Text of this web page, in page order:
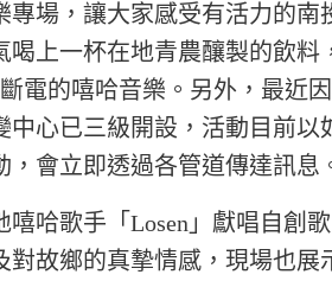
專場，讓大家感受有活力的南
喝上一杯在地青農釀製的飲料
電的嘻哈音樂。另外，最近
中心已三級開設，活動目前以
會立即透過各管道傳達訊息
歌手「Losen」獻唱自創歌
對故鄉的真摯情感，現場也展